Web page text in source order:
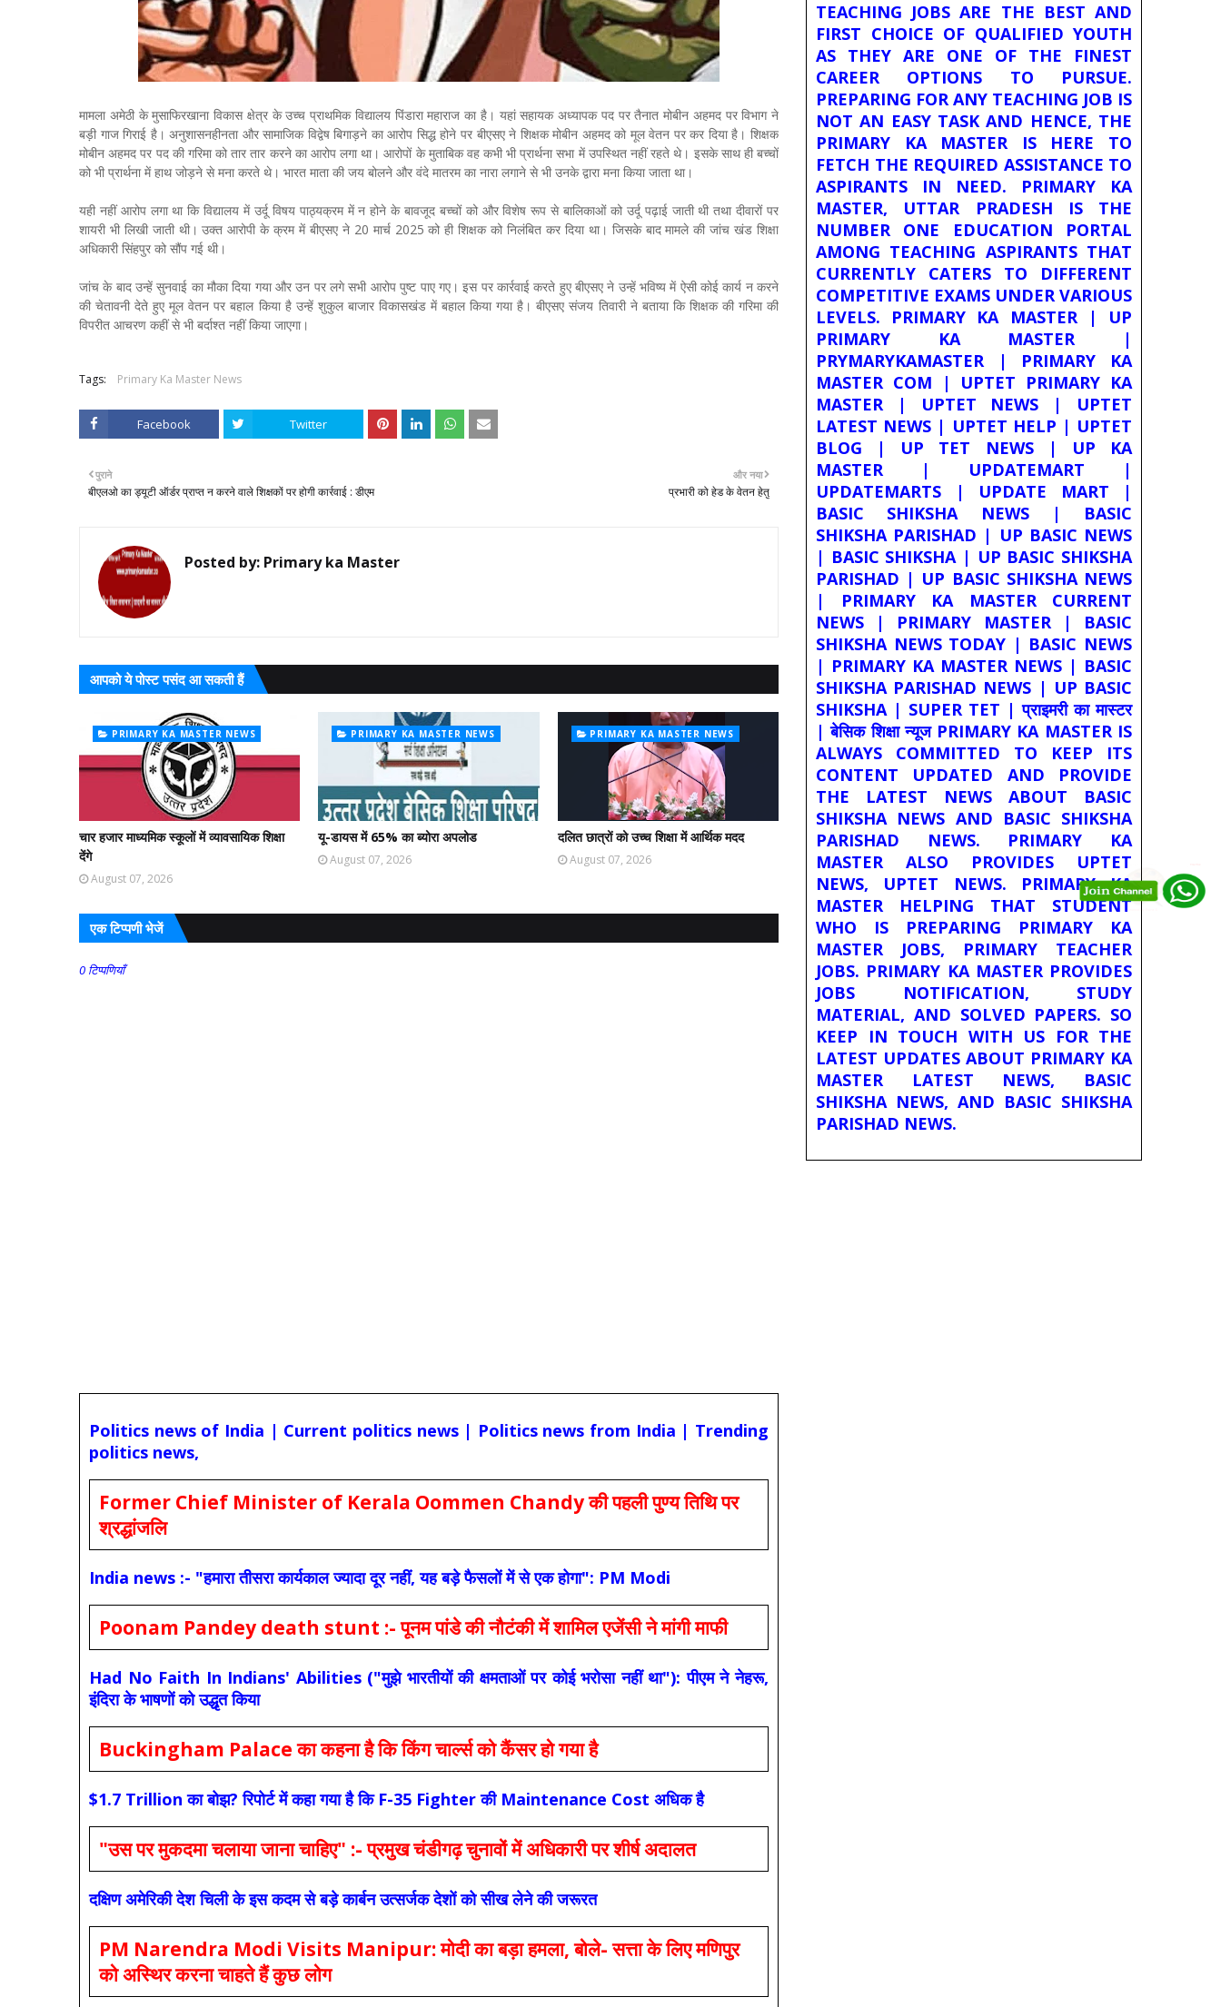
मामला अमेठी के मुसाफिरखाना विकास क्षेत्र के उच्च प्राथमिक विद्यालय पिंडारा महाराज का है। यहां सहायक अध्यापक पद पर तैनात मोबीन अहमद पर विभाग ने
बड़ी गाज गिराई है। अनुशासनहीनता और सामाजिक विद्वेष बिगाड़ने का आरोप सिद्ध होने पर बीएसए ने शिक्षक मोबीन अहमद को मूल वेतन पर कर दिया है। शिक्षक
मोबीन अहमद पर पद की गरिमा को तार तार करने का आरोप लगा था। आरोपों के मुताबिक वह कभी भी प्रार्थना सभा में उपस्थित नहीं रहते थे। इसके साथ ही बच्चों
को भी प्रार्थना में हाथ जोड़ने से मना करते थे। भारत माता की जय बोलने और वंदे मातरम का नारा लगाने से भी उनके द्वारा मना किया जाता था।
यही नहीं आरोप लगा था कि विद्यालय में उर्दू विषय पाठ्यक्रम में न होने के बावजूद बच्चों को और विशेष रूप से बालिकाओं को उर्दू पढ़ाई जाती थी तथा दीवारों पर
शायरी भी लिखी जाती थी। उक्त आरोपी के क्रम में बीएसए ने 20 मार्च 2025 को ही शिक्षक को निलंबित कर दिया था। जिसके बाद मामले की जांच खंड शिक्षा
अधिकारी सिंहपुर को सौंप गई थी।
जांच के बाद उन्हें सुनवाई का मौका दिया गया और उन पर लगे सभी आरोप पुष्ट पाए गए। इस पर कार्रवाई करते हुए बीएसए ने उन्हें भविष्य में ऐसी कोई कार्य न करने
की चेतावनी देते हुए मूल वेतन पर बहाल किया है उन्हें शुकुल बाजार विकासखंड में बहाल किया गया है। बीएसए संजय तिवारी ने बताया कि शिक्षक की गरिमा की
विपरीत आचरण कहीं से भी बर्दाश्त नहीं किया जाएगा।
Tags: Primary Ka Master News
Facebook Twitter
और नया
प्रभारी को हेड के वेतन हेतु
पुराने
बीएलओ का ड्यूटी ऑर्डर प्राप्त न करने वाले शिक्षकों पर होगी कार्रवाई : डीएम
Posted by: Primary ka Master
आपको ये पोस्ट पसंद आ सकती हैं
PRIMARY KA MASTER NEWS
चार हजार माध्यमिक स्कूलों में व्यावसायिक शिक्षा
देंगे
August 07, 2026
PRIMARY KA MASTER NEWS
यू-डायस में 65% का ब्योरा अपलोड
August 07, 2026
PRIMARY KA MASTER NEWS
दलित छात्रों को उच्च शिक्षा में आर्थिक मदद
August 07, 2026
एक टिप्पणी भेजें
0 टिप्पणियाँ
Politics news of India | Current politics news | Politics news from India | Trending
politics news,
Former Chief Minister of Kerala Oommen Chandy की पहली पुण्य तिथि पर
श्रद्धांजलि
India news :- "हमारा तीसरा कार्यकाल ज्यादा दूर नहीं, यह बड़े फैसलों में से एक होगा": PM Modi
Poonam Pandey death stunt :- पूनम पांडे की नौटंकी में शामिल एजेंसी ने मांगी माफी
Had No Faith In Indians' Abilities ("मुझे भारतीयों की क्षमताओं पर कोई भरोसा नहीं था"): पीएम ने नेहरू,
इंदिरा के भाषणों को उद्धृत किया
Buckingham Palace का कहना है कि किंग चार्ल्स को कैंसर हो गया है
$1.7 Trillion का बोझ? रिपोर्ट में कहा गया है कि F-35 Fighter की Maintenance Cost अधिक है
"उस पर मुकदमा चलाया जाना चाहिए" :- प्रमुख चंडीगढ़ चुनावों में अधिकारी पर शीर्ष अदालत
दक्षिण अमेरिकी देश चिली के इस कदम से बड़े कार्बन उत्सर्जक देशों को सीख लेने की जरूरत
PM Narendra Modi Visits Manipur: मोदी का बड़ा हमला, बोले- सत्ता के लिए मणिपुर
को अस्थिर करना चाहते हैं कुछ लोग
TEACHING JOBS ARE THE BEST AND
FIRST CHOICE OF QUALIFIED YOUTH
AS THEY ARE ONE OF THE FINEST
CAREER OPTIONS TO PURSUE.
PREPARING FOR ANY TEACHING JOB IS
NOT AN EASY TASK AND HENCE, THE
PRIMARY KA MASTER IS HERE TO
FETCH THE REQUIRED ASSISTANCE TO
ASPIRANTS IN NEED. PRIMARY KA
MASTER, UTTAR PRADESH IS THE
NUMBER ONE EDUCATION PORTAL
AMONG TEACHING ASPIRANTS THAT
CURRENTLY CATERS TO DIFFERENT
COMPETITIVE EXAMS UNDER VARIOUS
LEVELS. PRIMARY KA MASTER | UP
PRIMARY KA MASTER |
PRYMARYKAMASTER | PRIMARY KA
MASTER COM | UPTET PRIMARY KA
MASTER | UPTET NEWS | UPTET
LATEST NEWS | UPTET HELP | UPTET
BLOG | UP TET NEWS | UP KA
MASTER | UPDATEMART |
UPDATEMARTS | UPDATE MART |
BASIC SHIKSHA NEWS | BASIC
SHIKSHA PARISHAD | UP BASIC NEWS
| BASIC SHIKSHA | UP BASIC SHIKSHA
PARISHAD | UP BASIC SHIKSHA NEWS
| PRIMARY KA MASTER CURRENT
NEWS | PRIMARY MASTER | BASIC
SHIKSHA NEWS TODAY | BASIC NEWS
| PRIMARY KA MASTER NEWS | BASIC
SHIKSHA PARISHAD NEWS | UP BASIC
SHIKSHA | SUPER TET | प्राइमरी का मास्टर
| बेसिक शिक्षा न्यूज PRIMARY KA MASTER IS
ALWAYS COMMITTED TO KEEP ITS
CONTENT UPDATED AND PROVIDE
THE LATEST NEWS ABOUT BASIC
SHIKSHA NEWS AND BASIC SHIKSHA
PARISHAD NEWS. PRIMARY KA
MASTER ALSO PROVIDES UPTET
NEWS, UPTET NEWS. PRIMARY KA
MASTER HELPING THAT STUDENT
WHO IS PREPARING PRIMARY KA
MASTER JOBS, PRIMARY TEACHER
JOBS. PRIMARY KA MASTER PROVIDES
JOBS NOTIFICATION, STUDY
MATERIAL, AND SOLVED PAPERS. SO
KEEP IN TOUCH WITH US FOR THE
LATEST UPDATES ABOUT PRIMARY KA
MASTER LATEST NEWS, BASIC
SHIKSHA NEWS, AND BASIC SHIKSHA
PARISHAD NEWS.